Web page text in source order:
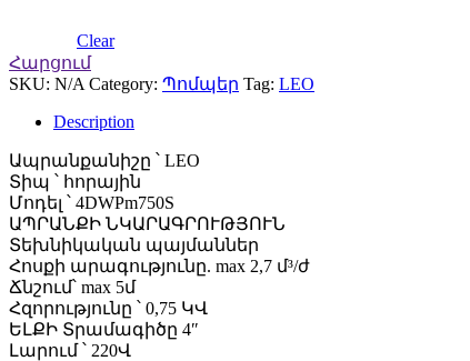
Clear
Հարցում
SKU: N/A Category: Պոմպեր Tag: LEO
Description
Ապրանքանիշը ՝ LEO
Տիպ ՝ հորային
Մոդել ՝ 4DWPm750S
ԱՊՐԱՆՔԻ ՆԿԱՐԱԳՐՈՒԹՅՈՒՆ
Տեխնիկական պայմաններ
Հոսքի արագությունը. max 2,7 մ³/ժ
Ճնշում՝ max 5մ
Հզորությունը ՝ 0,75 ԿՎ
ԵԼՔԻ Տրամագիծը 4″
Լարում ՝ 220Վ